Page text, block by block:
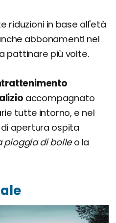
riduzioni in base all'età
abbonamenti nel
pattinare più volte.
accompagnato
tutte intorno, e nel
apertura ospita
pioggia di bolleo la